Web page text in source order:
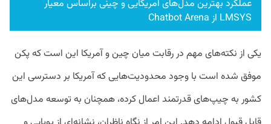
عملکرد بهترین مدل‌های آمریکایی و چینی براساس معیار
LMSYS از Chatbot Arena
یکی از نکته‌های مهم در رقابت میان چین و آمریکا این است که پکن
موفق شده است با وجود محدودیت‌هایی که آمریکا بر دسترسی این
کشور به چیپ‌های قدرتمند اعمال کرده، همچنان به توسعه مدل‌های